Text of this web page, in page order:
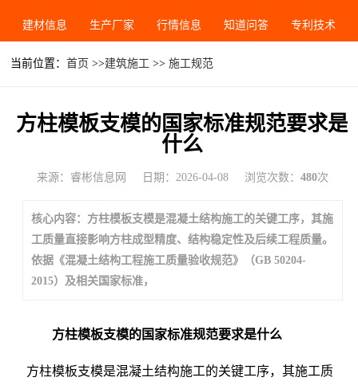
建材信息 生产厂家 行情信息 知道问答 专利技术
当前位置：首页 >>建筑施工 >>施工规范
方柱模板支模的国家标准规范要求是
什么
来源：睿彬信息网 日期：2026-04-08 浏览次数： 480次
核心内容：方柱模板支模是混凝土结构施工的关键工序，其施
工质量直接影响方柱成型精度、结构稳定性及后续工程质量。
依据《混凝土结构工程施工质量验收规范》（GB 50204-
2015）及相关国家标准，
方柱模板支模的国家标准规范要求是什么
方柱模板支模是混凝土结构施工的关键工序，其施工质